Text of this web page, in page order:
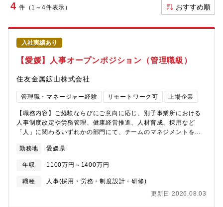
4 件（1～4件表示） おすすめ順
入社実績あり
【愛媛】人事オープンポジション（管理職級）
住友金属鉱山株式会社
管理職・マネージャー経験 リモートワーク可 上場企業
【職務内容】ご経験ならびにご意向に応じ、別子事業所における
人事制度改定や労務管理、健康経営推進、人材育成、採用など
「人」に関わるいずれかの部門にて、チームのマネジメントを行
では、全社横断的な職種別・専門別の管理区分「職掌」を用いて
おり、専門的な能力開発を目的に職掌別人材開発を行っているた
め、数年に一度の転勤を伴います（応相談）。希望の初任地につ
いては応募書類にご記載ください。(面接時にも確認させていただ
ォローし合いながら一緒に課題解決に向けた提案が出来る環境で
勤務地 愛媛県
年収 1100万円～1400万円
職種
人事(採用・労務・制度設計・研修)
更新日 2026.08.03